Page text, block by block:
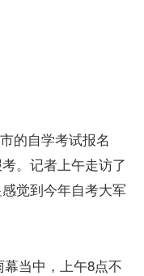
的自学考试报名
。记者上午走访了
觉到今年自考大军
当中，上午8点不